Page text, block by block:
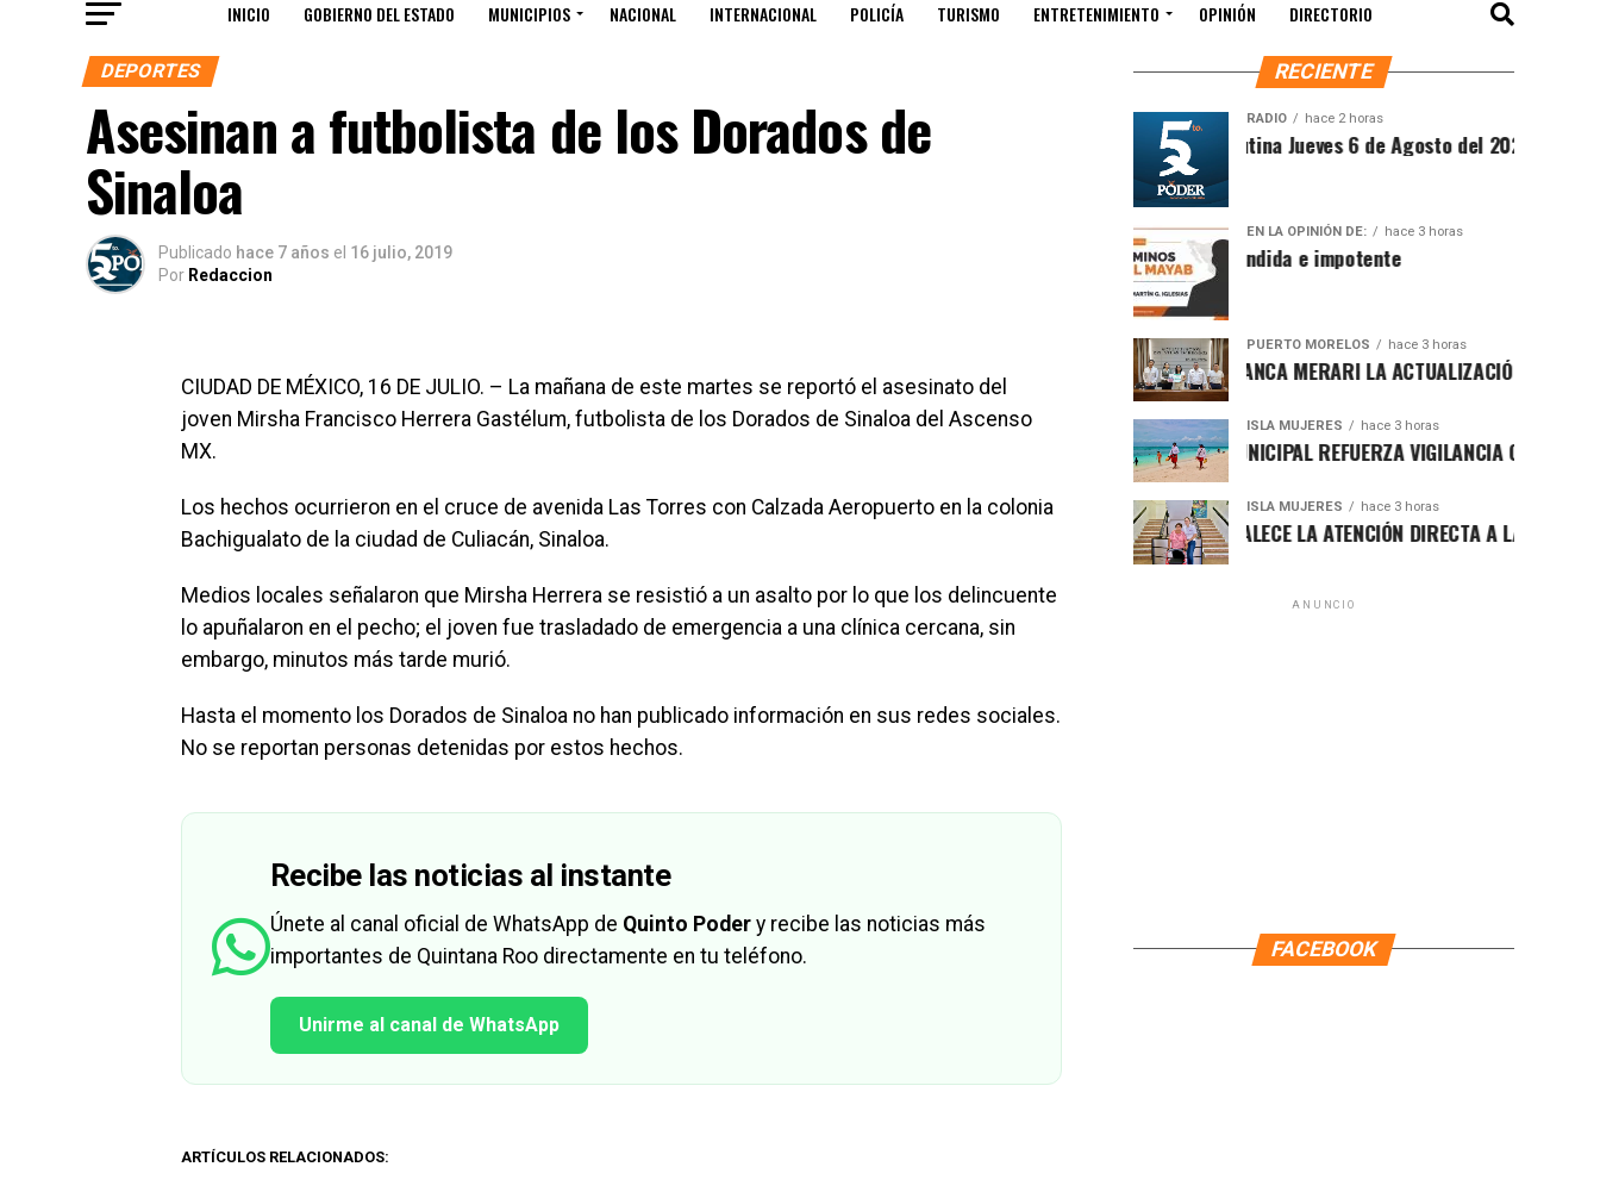
INICIO GOBIERNO DEL ESTADO MUNICIPIOS NACIONAL INTERNACIONAL POLICÍA TURISMO ENTRETENIMIENTO OPINIÓN DIRECTORIO
DEPORTES
Asesinan a futbolista de los Dorados de
Sinaloa
Publicado hace 7 años el 16 julio, 2019
Por Redaccion
CIUDAD DE MÉXICO, 16 DE JULIO. – La mañana de este martes se reportó el asesinato del
joven Mirsha Francisco Herrera Gastélum, futbolista de los Dorados de Sinaloa del Ascenso
MX.
Los hechos ocurrieron en el cruce de avenida Las Torres con Calzada Aeropuerto en la colonia
Bachigualato de la ciudad de Culiacán, Sinaloa.
Medios locales señalaron que Mirsha Herrera se resistió a un asalto por lo que los delincuente
lo apuñalaron en el pecho; el joven fue trasladado de emergencia a una clínica cercana, sin
embargo, minutos más tarde murió.
Hasta el momento los Dorados de Sinaloa no han publicado información en sus redes sociales.
No se reportan personas detenidas por estos hechos.
Recibe las noticias al instante
Únete al canal oficial de WhatsApp de Quinto Poder y recibe las noticias más
importantes de Quintana Roo directamente en tu teléfono.
Unirme al canal de WhatsApp
ARTÍCULOS RELACIONADOS:
RECIENTE
RADIO hace 2 horas
Síntesis Matutina Jueves 6 de Agosto del 2026
EN LA OPINIÓN DE: hace 3 horas
Sociedad ofendida e impotente
PUERTO MORELOS hace 3 horas
PRESENTA BLANCA MERARI LA ACTUALIZACIÓN DEL ATLAS DE
ISLA MUJERES hace 3 horas
GOBIERNO MUNICIPAL REFUERZA VIGILANCIA CON
ISLA MUJERES hace 3 horas
ATENEA FORTALECE LA ATENCIÓN DIRECTA A LAS FAMILIAS
ANUNCIO
FACEBOOK